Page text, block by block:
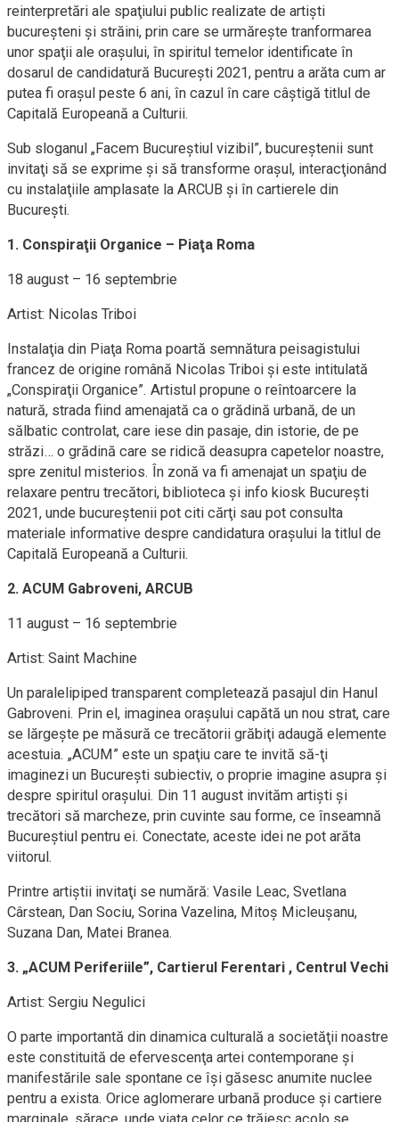
reinterpretări ale spaţiului public realizate de artişti
bucureşteni şi străini, prin care se urmăreşte tranformarea
unor spaţii ale oraşului, în spiritul temelor identificate în
dosarul de candidatură Bucureşti 2021, pentru a arăta cum ar
putea fi oraşul peste 6 ani, în cazul în care câştigă titlul de
Capitală Europeană a Culturii.
Sub sloganul „Facem Bucureştiul vizibil”, bucureştenii sunt
invitaţi să se exprime şi să transforme oraşul, interacţionând
cu instalaţiile amplasate la ARCUB şi în cartierele din
Bucureşti.
1. Conspiraţii Organice – Piaţa Roma
18 august – 16 septembrie
Artist: Nicolas Triboi
Instalaţia din Piaţa Roma poartă semnătura peisagistului
francez de origine română Nicolas Triboi şi este intitulată
„Conspiraţii Organice”. Artistul propune o reîntoarcere la
natură, strada fiind amenajată ca o grădină urbană, de un
sălbatic controlat, care iese din pasaje, din istorie, de pe
străzi… o grădină care se ridică deasupra capetelor noastre,
spre zenitul misterios. În zonă va fi amenajat un spaţiu de
relaxare pentru trecători, biblioteca şi info kiosk Bucureşti
2021, unde bucureştenii pot citi cărţi sau pot consulta
materiale informative despre candidatura oraşului la titlul de
Capitală Europeană a Culturii.
2. ACUM Gabroveni, ARCUB
11 august – 16 septembrie
Artist: Saint Machine
Un paralelipiped transparent completează pasajul din Hanul
Gabroveni. Prin el, imaginea oraşului capătă un nou strat, care
se lărgeşte pe măsură ce trecătorii grăbiţi adaugă elemente
acestuia. „ACUM” este un spaţiu care te invită să-ţi
imaginezi un Bucureşti subiectiv, o proprie imagine asupra şi
despre spiritul oraşului. Din 11 august invităm artişti şi
trecători să marcheze, prin cuvinte sau forme, ce înseamnă
Bucureştiul pentru ei. Conectate, aceste idei ne pot arăta
viitorul.
Printre artiştii invitaţi se numără: Vasile Leac, Svetlana
Cârstean, Dan Sociu, Sorina Vazelina, Mitoş Micleuşanu,
Suzana Dan, Matei Branea.
3. „ACUM Periferiile”, Cartierul Ferentari , Centrul Vechi
Artist: Sergiu Negulici
O parte importantă din dinamica culturală a societăţii noastre
este constituită de efervescenţa artei contemporane şi
manifestările sale spontane ce îşi găsesc anumite nuclee
pentru a exista. Orice aglomerare urbană produce şi cartiere